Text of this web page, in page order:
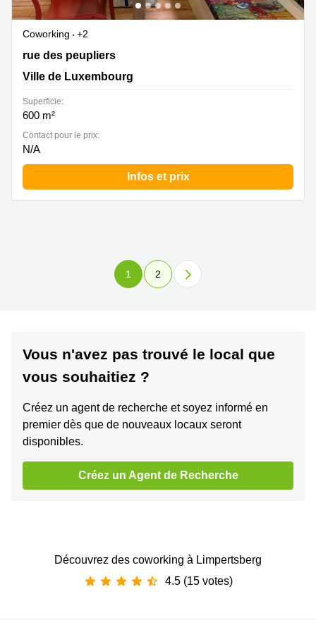
Coworking
+2
20 rue des peupliers, Ville de Luxembourg
rue des peupliers
Ville de Luxembourg
Superficie:
600 m²
Contact pour le prix:
N/A
Infos et prix
1 2
Vous n'avez pas trouvé le local que
vous souhaitiez ?
Créez un agent de recherche et soyez informé en
premier dès que de nouveaux locaux seront
disponibles.
Créez un Agent de Recherche
Découvrez des coworking à Limpertsberg
4.5 (15 votes)